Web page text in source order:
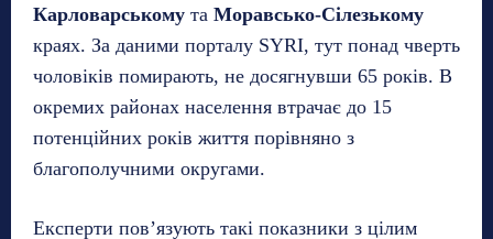
Карловарському та Моравсько-Сілезькому
краях. За даними порталу SYRI, тут понад чверть
чоловіків помирають, не досягнувши 65 років. В
окремих районах населення втрачає до 15
потенційних років життя порівняно з
благополучними округами.
Експерти пов’язують такі показники з цілим